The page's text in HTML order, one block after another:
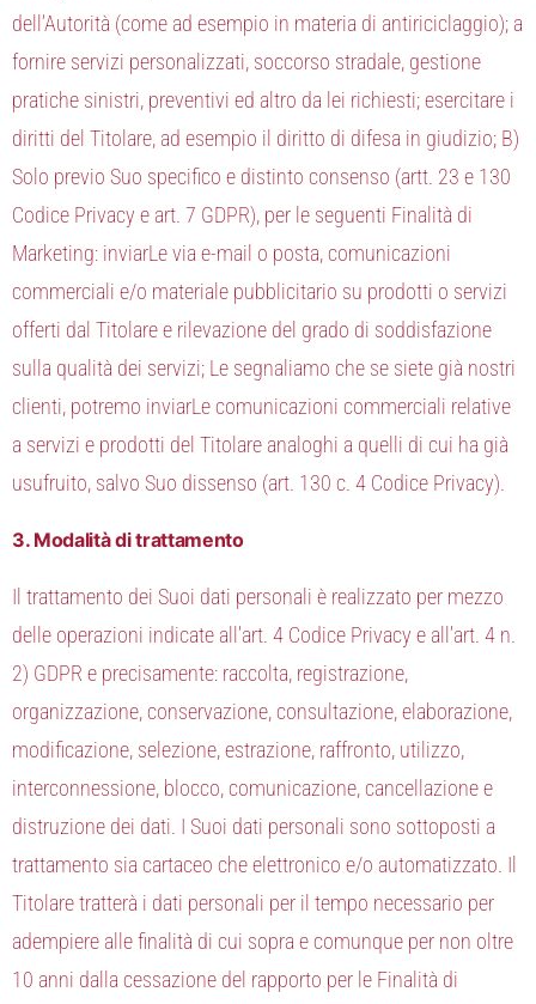
dell’Autorità (come ad esempio in materia di antiriciclaggio); a
fornire servizi personalizzati, soccorso stradale, gestione
pratiche sinistri, preventivi ed altro da lei richiesti; esercitare i
diritti del Titolare, ad esempio il diritto di difesa in giudizio; B)
Solo previo Suo specifico e distinto consenso (artt. 23 e 130
Codice Privacy e art. 7 GDPR), per le seguenti Finalità di
Marketing: inviarLe via e-mail o posta, comunicazioni
commerciali e/o materiale pubblicitario su prodotti o servizi
offerti dal Titolare e rilevazione del grado di soddisfazione
sulla qualità dei servizi; Le segnaliamo che se siete già nostri
clienti, potremo inviarLe comunicazioni commerciali relative
a servizi e prodotti del Titolare analoghi a quelli di cui ha già
usufruito, salvo Suo dissenso (art. 130 c. 4 Codice Privacy).
3. Modalità di trattamento
Il trattamento dei Suoi dati personali è realizzato per mezzo
delle operazioni indicate all’art. 4 Codice Privacy e all’art. 4 n.
2) GDPR e precisamente: raccolta, registrazione,
organizzazione, conservazione, consultazione, elaborazione,
modificazione, selezione, estrazione, raffronto, utilizzo,
interconnessione, blocco, comunicazione, cancellazione e
distruzione dei dati. I Suoi dati personali sono sottoposti a
trattamento sia cartaceo che elettronico e/o automatizzato. Il
Titolare tratterà i dati personali per il tempo necessario per
adempiere alle finalità di cui sopra e comunque per non oltre
10 anni dalla cessazione del rapporto per le Finalità di